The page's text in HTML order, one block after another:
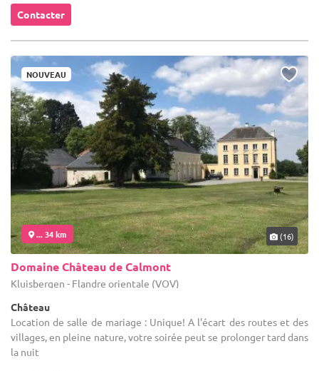
Contacter
NOUVEAU
... 34 km (16)
Domaine Château de Calmont
Kluisbergen - Flandre orientale (VOV)
Château
Location de salle de mariage : Unique! A l'écart des routes et des
villages, en pleine nature, votre soirée peut se prolonger tard dans
la nuit